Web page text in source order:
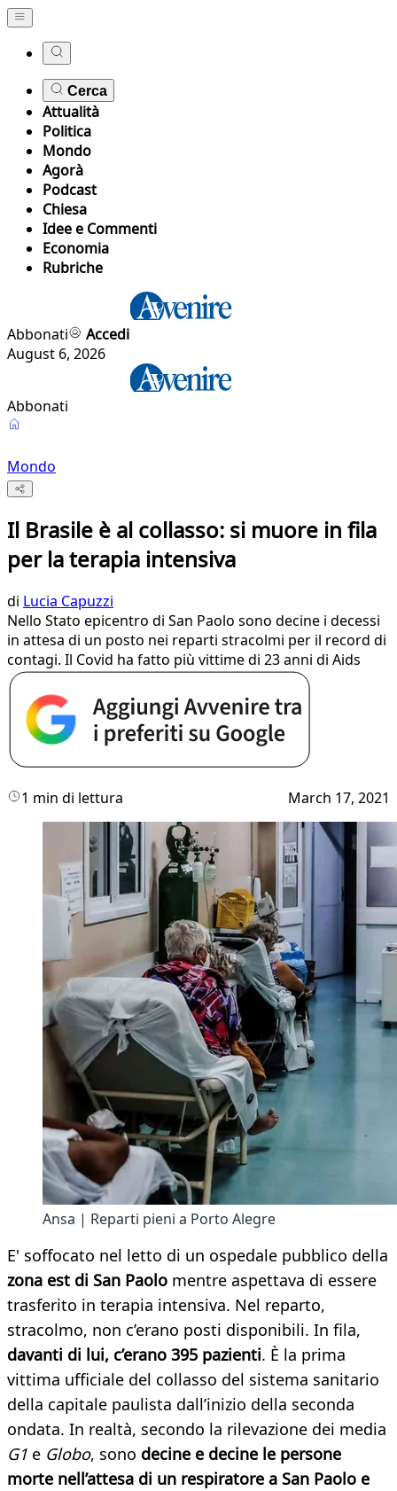
Cerca
Attualità
Politica
Mondo
Agorà
Podcast
Chiesa
Idee e Commenti
Economia
Rubriche
Abbonati
Accedi
August 6, 2026
Abbonati
Mondo
Il Brasile è al collasso: si muore in fila
per la terapia intensiva
di Lucia Capuzzi
Nello Stato epicentro di San Paolo sono decine i decessi
in attesa di un posto nei reparti stracolmi per il record di
contagi. Il Covid ha fatto più vittime di 23 anni di Aids
1 min di lettura March 17, 2021
Ansa | Reparti pieni a Porto Alegre
E' soffocato nel letto di un ospedale pubblico della
zona est di San Paolo mentre aspettava di essere
trasferito in terapia intensiva. Nel reparto,
stracolmo, non c’erano posti disponibili. In fila,
davanti di lui, c’erano 395 pazienti. È la prima
vittima ufficiale del collasso del sistema sanitario
della capitale paulista dall’inizio della seconda
ondata. In realtà, secondo la rilevazione dei media
G1 e Globo, sono decine e decine le persone
morte nell’attesa di un respiratore a San Paolo e